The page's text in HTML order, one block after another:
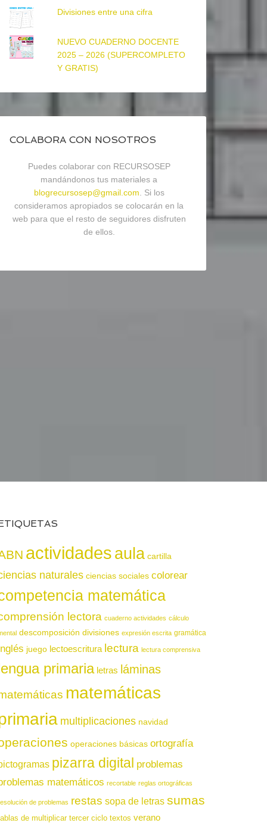
Divisiones entre una cifra
NUEVO CUADERNO DOCENTE
2025 – 2026 (SUPERCOMPLETO
Y GRATIS)
COLABORA CON NOSOTROS
Puedes colaborar con RECURSOSEP
mandándonos tus materiales a
blogrecursosep@gmail.com . Si los
consideramos apropiados se colocarán en la
web para que el resto de seguidores disfruten
de ellos.
actividadesaula cartilla
naturales ciencias sociales colorear
matemática
lectora cuaderno actividades cálculo
descomposición divisiones expresión escrita gramática
juego lectoescritura lectura lectura comprensiva
primaria letras láminas
matemáticas
multiplicaciones navidad
operaciones básicas ortografía
pizarra digital problemas
matemáticos recortable reglas ortográficas
de problemas restas sopa de letras sumas
de multiplicar tercer ciclo textos verano